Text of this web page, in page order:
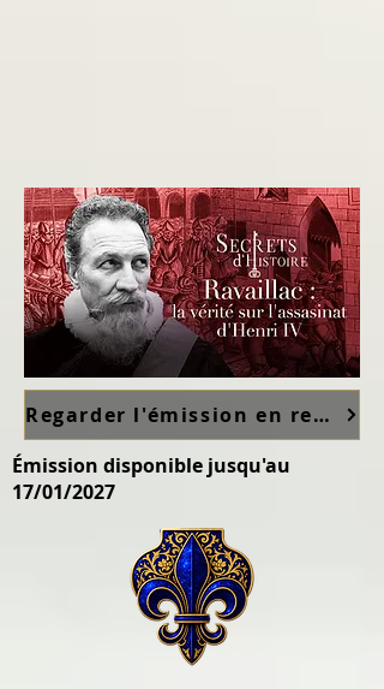
Regarder l'émission en replay sur France TV ici
Émission disponible jusqu'au
17/01/2027